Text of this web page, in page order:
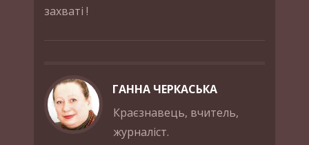
захваті !
ГАННА ЧЕРКАСЬКА
Краєзнавець, вчитель,
журналіст.